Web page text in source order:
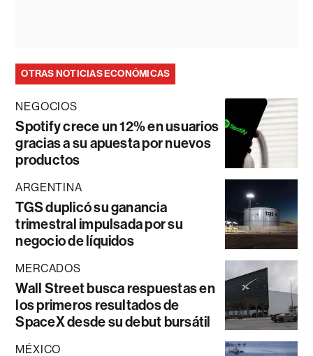
OTRAS NOTICIAS ECONÓMICAS
NEGOCIOS
Spotify crece un 12% en usuarios
gracias a su apuesta por nuevos
productos
ARGENTINA
TGS duplicó su ganancia
trimestral impulsada por su
negocio de líquidos
MERCADOS
Wall Street busca respuestas en
los primeros resultados de
SpaceX desde su debut bursátil
MÉXICO